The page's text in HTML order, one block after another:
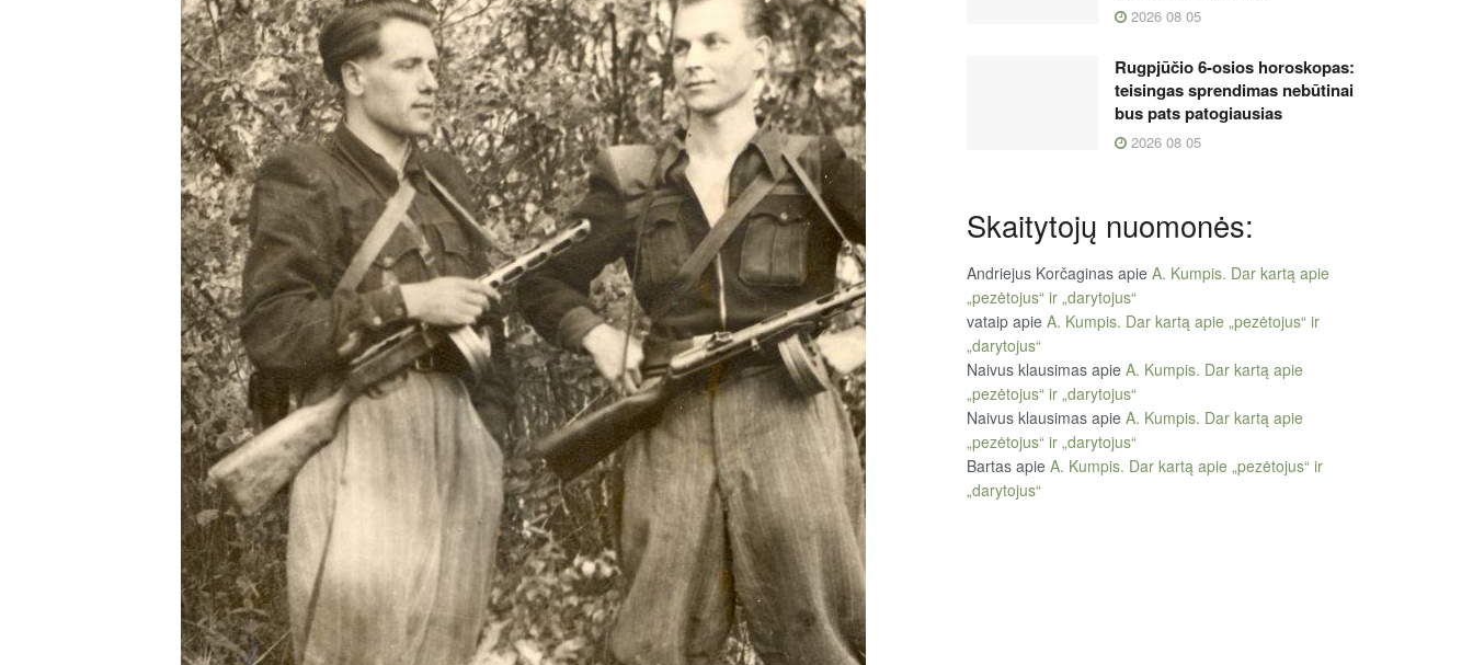
2026 08 05
Rugpjūčio 6-osios horoskopas:
teisingas sprendimas nebūtinai
bus pats patogiausias
2026 08 05
Skaitytojų nuomonės:
Andriejus Korčaginas apie A. Kumpis. Dar kartą apie
„pezėtojus“ ir „darytojus“
vataip apie A. Kumpis. Dar kartą apie „pezėtojus“ ir
„darytojus“
Naivus klausimas apie A. Kumpis. Dar kartą apie
„pezėtojus“ ir „darytojus“
Naivus klausimas apie A. Kumpis. Dar kartą apie
„pezėtojus“ ir „darytojus“
Bartas apie A. Kumpis. Dar kartą apie „pezėtojus“ ir
„darytojus“